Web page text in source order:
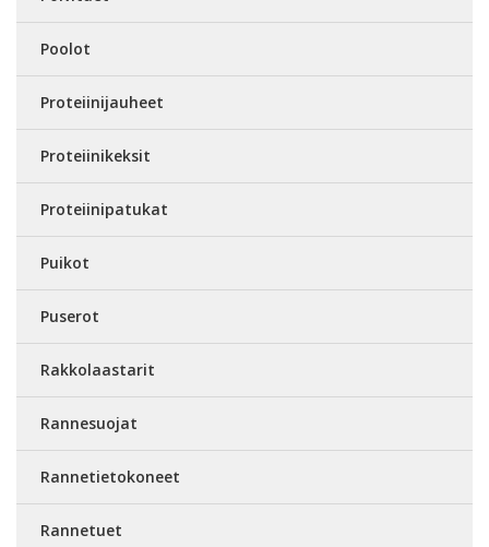
Poolot
Proteiinijauheet
Proteiinikeksit
Proteiinipatukat
Puikot
Puserot
Rakkolaastarit
Rannesuojat
Rannetietokoneet
Rannetuet